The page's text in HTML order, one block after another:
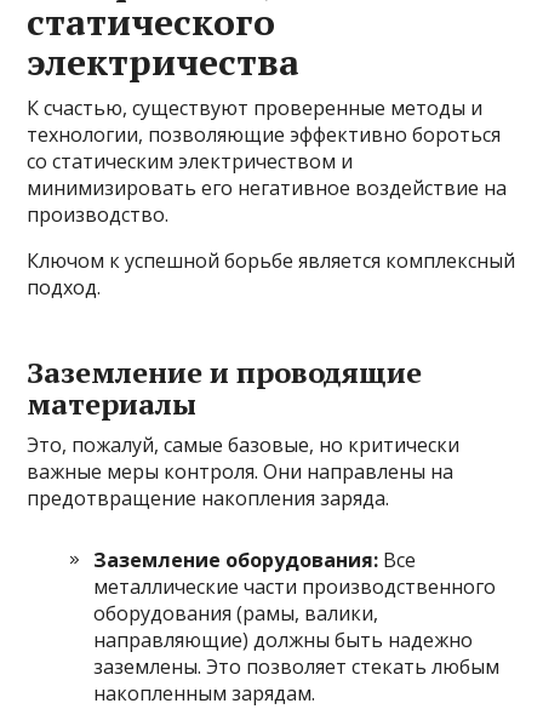
статического
электричества
К счастью, существуют проверенные методы и
технологии, позволяющие эффективно бороться
со статическим электричеством и
минимизировать его негативное воздействие на
производство.
Ключом к успешной борьбе является комплексный
подход.
Заземление и проводящие
материалы
Это, пожалуй, самые базовые, но критически
важные меры контроля. Они направлены на
предотвращение накопления заряда.
Заземление оборудования: Все
металлические части производственного
оборудования (рамы, валики,
направляющие) должны быть надежно
заземлены. Это позволяет стекать любым
накопленным зарядам.